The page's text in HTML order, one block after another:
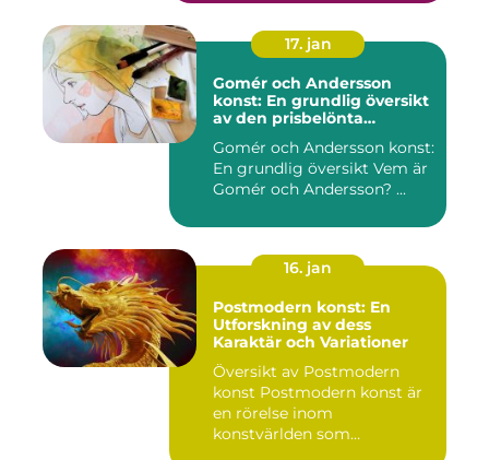
17. jan
Gomér och Andersson
konst: En grundlig översikt
av den prisbelönta
Gomér och Andersson konst:
En grundlig översikt Vem är
Gomér och Andersson? ...
16. jan
Postmodern konst: En
Utforskning av dess
Karaktär och Variationer
Översikt av Postmodern
konst Postmodern konst är
en rörelse inom
konstvärlden som